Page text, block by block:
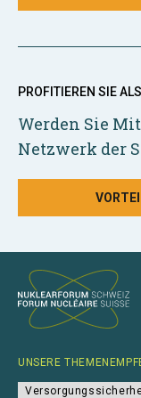
PROFITIEREN SIE
Werden Sie
Netzwerk der
UNSERE